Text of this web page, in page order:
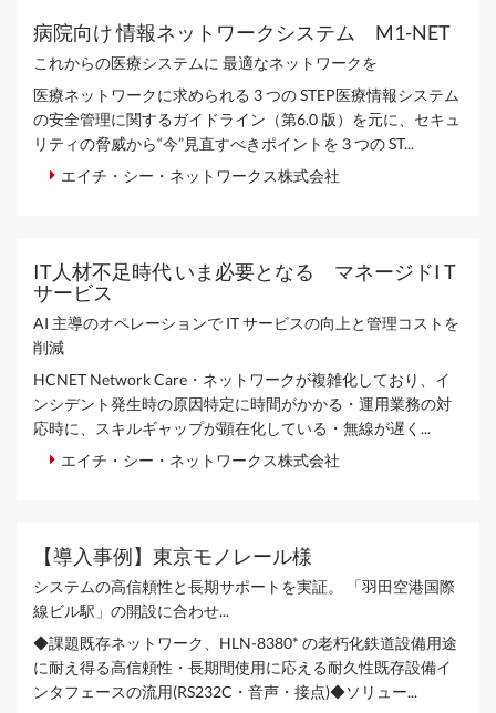
病院向け 情報ネットワークシステム M1-NET
これからの医療システムに 最適なネットワークを
医療ネットワークに求められる 3 つの STEP医療情報システム
の安全管理に関するガイドライン（第6.0 版）を元に、セキュ
リティの脅威から“今”見直すべきポイントを３つの ST...
エイチ・シー・ネットワークス株式会社
IT人材不足時代 いま必要となる マネージドI T
サービス
AI 主導のオペレーションで IT サービスの向上と管理コストを
削減
HCNET Network Care・ネットワークが複雑化しており、イ
ンシデント発生時の原因特定に時間がかかる・運用業務の対
応時に、スキルギャップが顕在化している・無線が遅く...
エイチ・シー・ネットワークス株式会社
【導入事例】東京モノレール様
システムの高信頼性と長期サポートを実証。 「羽田空港国際
線ビル駅」の開設に合わせ...
◆課題既存ネットワーク、HLN-8380* の老朽化鉄道設備用途
に耐え得る高信頼性・長期間使用に応える耐久性既存設備イ
ンタフェースの流用(RS232C・音声・接点)◆ソリュー...